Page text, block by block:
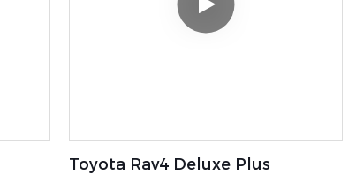
Toyota Rav4 Deluxe Plus